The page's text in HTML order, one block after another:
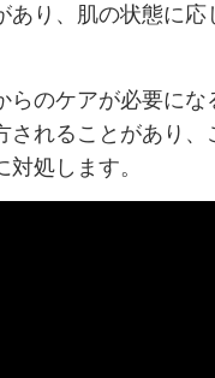
り、肌の状態に応
のケアが必要にな
れることがあり、
処します。